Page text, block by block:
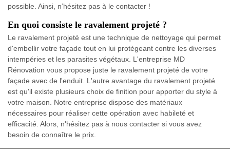
possible. Ainsi, n’hésitez pas à le contacter !
En quoi consiste le ravalement projeté ?
Le ravalement projeté est une technique de nettoyage qui permet
d'embellir votre façade tout en lui protégeant contre les diverses
intempéries et les parasites végétaux. L'entreprise MD
Rénovation vous propose juste le ravalement projeté de votre
façade avec de l'enduit. L'autre avantage du ravalement projeté
est qu'il existe plusieurs choix de finition pour apporter du style à
votre maison. Notre entreprise dispose des matériaux
nécessaires pour réaliser cette opération avec habileté et
efficacité. Alors, n'hésitez pas à nous contacter si vous avez
besoin de connaître le prix.